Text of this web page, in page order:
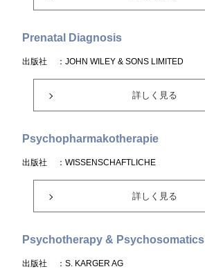
Prenatal Diagnosis
出版社 ：JOHN WILEY & SONS LIMITED
詳しく見る
Psychopharmakotherapie
出版社 ：WISSENSCHAFTLICHE
詳しく見る
Psychotherapy & Psychosomatics
出版社 ：S. KARGER AG